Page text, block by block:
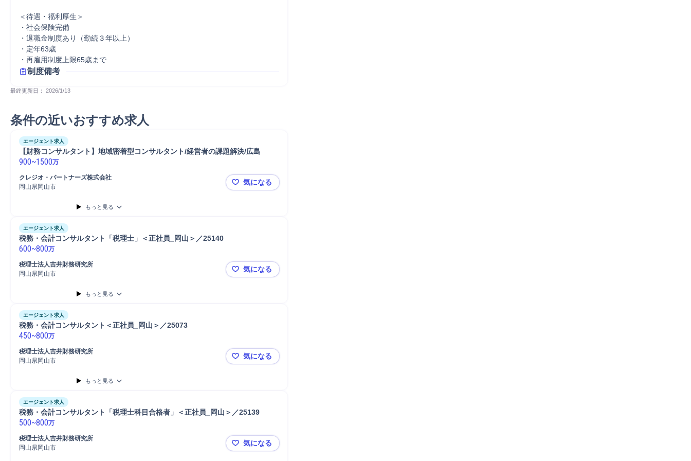
＜待遇・福利厚生＞
・社会保険完備
・退職金制度あり（勤続３年以上）
・定年63歳
制度備考
最終更新日： 2026/1/13
条件の近いおすすめ求人
エージェント求人
【財務コンサルタント】地域密着型コンサルタント/経営者の課題解決/広島
900~1500万
クレジオ・パートナーズ株式会社
岡山県岡山市
【財務コンサルタント】地域密着型コンサルタント/経営者の課題解決/広島
気になる
もっと見る
エージェント求人
税務・会計コンサルタント「税理士」＜正社員_岡山＞／25140
600~800万
税理士法人吉井財務研究所
岡山県岡山市
税務・会計コンサルタント「税理士」＜正社員_岡山＞／25140
気になる
もっと見る
エージェント求人
税務・会計コンサルタント＜正社員_岡山＞／25073
450~800万
税理士法人吉井財務研究所
岡山県岡山市
税務・会計コンサルタント＜正社員_岡山＞／25073
気になる
もっと見る
エージェント求人
税務・会計コンサルタント「税理士科目合格者」＜正社員_岡山＞／25139
500~800万
税理士法人吉井財務研究所
岡山県岡山市
税務・会計コンサルタント「税理士科目合格者」＜正社員_岡山＞／25139
気になる